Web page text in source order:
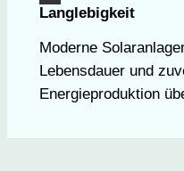
Langlebigkeit
Moderne
Lebensdauer und
Energieproduktion